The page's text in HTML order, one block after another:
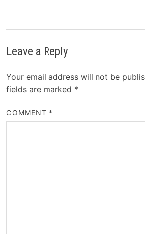
Leave a Reply
Your email address will not be
fields are marked *
COMMENT *